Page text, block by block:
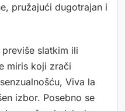
pružajući dugotrajan i
slatkim ili
miris koji zrači
Viva la
izbor. Posebno se